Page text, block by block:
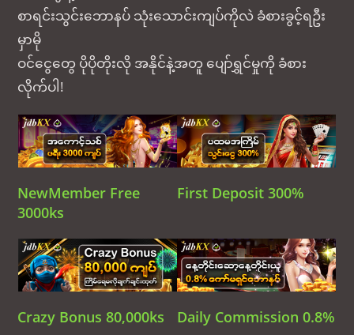
စာရင်းသွင်းဘောနပ် သုံးသောင်းကျပ်ကိုလဲ ခံစားခွင့်ရဦး
မှာမို
ဝင်ငွေတွေ ပိုပိုတိုးလို အနိုင်နဲ့အတူ ပျော်ရွှင်မှုကို ခံစား
လိုက်ပါ!
NewMember Free
3000ks
First Deposit 300%
Crazy Bonus 80,000ks Daily Commission 0.8%